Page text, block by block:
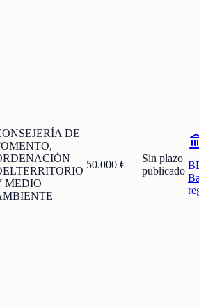
DE
MEDIO
50.000 €
Sin plazo
publicado